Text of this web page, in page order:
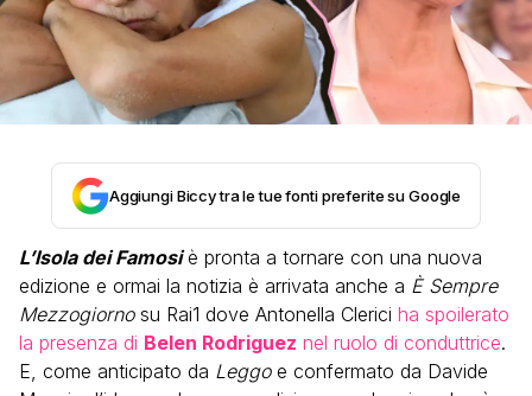
Aggiungi Biccy tra le tue fonti preferite su Google
L’Isola dei Famosi è pronta a tornare con una nuova
edizione e ormai la notizia è arrivata anche a È Sempre
Mezzogiorno su Rai1 dove Antonella Clerici ha spoilerato
la presenza di Belen Rodriguez nel ruolo di conduttrice.
E, come anticipato da Leggoe confermato da Davide